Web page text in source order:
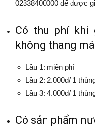
02838400000 để được
Có thu phí khi
không thang
Lầu 1: miễn phí
Lầu 2: 2.000đ/ 1
Lầu 3: 4.000đ/ 1
Có sản phẩm